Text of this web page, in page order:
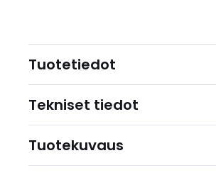
Tuotetiedot
Tekniset tiedot
Tuotekuvaus